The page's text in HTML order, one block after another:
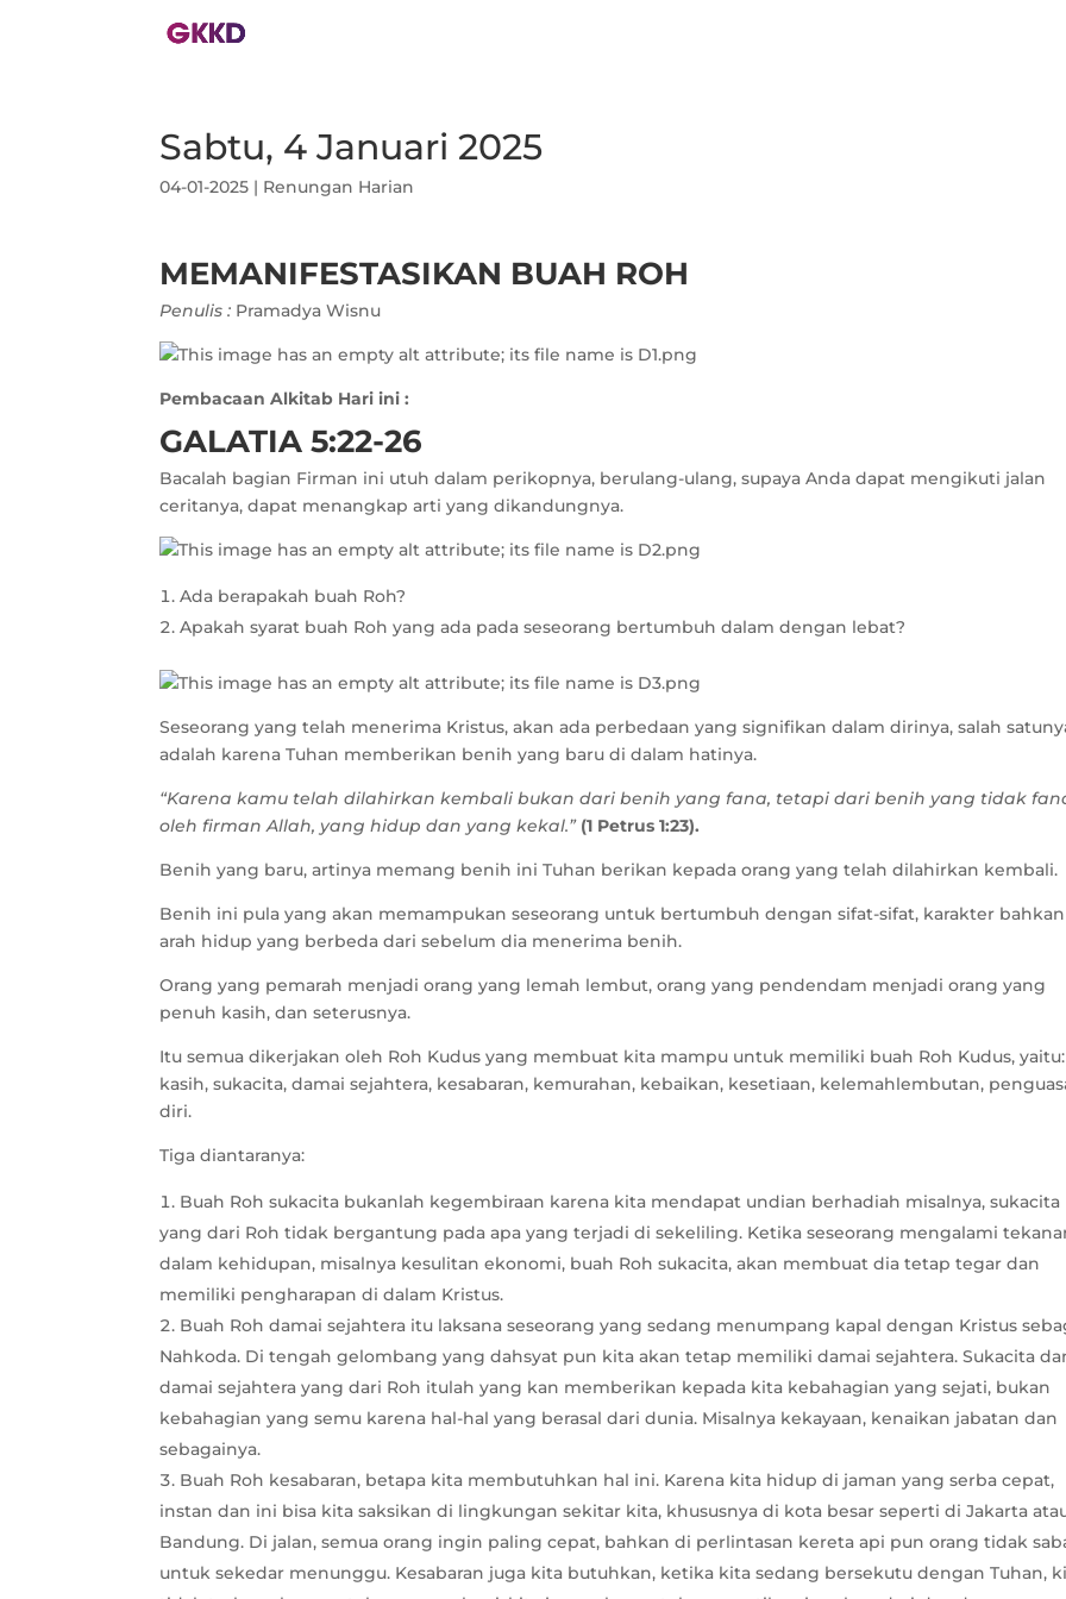
Sabtu, 4 Januari 2025
04-01-2025 | Renungan Harian
MEMANIFESTASIKAN BUAH ROH
Penulis : Pramadya Wisnu
Pembacaan Alkitab Hari ini :
GALATIA 5:22-26
Bacalah bagian Firman ini utuh dalam perikopnya, berulang-ulang, supaya Anda dapat mengikuti jalan
ceritanya, dapat menangkap arti yang dikandungnya.
Ada berapakah buah Roh?
Apakah syarat buah Roh yang ada pada seseorang bertumbuh dalam dengan lebat?
Seseorang yang telah menerima Kristus, akan ada perbedaan yang signifikan dalam dirinya, salah
adalah karena Tuhan memberikan benih yang baru di dalam hatinya.
“Karena kamu telah dilahirkan kembali bukan dari benih yang fana, tetapi dari benih yang tidak
oleh firman Allah, yang hidup dan yang kekal.” (1 Petrus 1:23).
Benih yang baru, artinya memang benih ini Tuhan berikan kepada orang yang telah dilahirkan kembali.
Benih ini pula yang akan memampukan seseorang untuk bertumbuh dengan sifat-sifat, karakter bahkan
arah hidup yang berbeda dari sebelum dia menerima benih.
Orang yang pemarah menjadi orang yang lemah lembut, orang yang pendendam menjadi orang yang
penuh kasih, dan seterusnya.
Itu semua dikerjakan oleh Roh Kudus yang membuat kita mampu untuk memiliki buah Roh Kudus, yaitu:
kasih, sukacita, damai sejahtera, kesabaran, kemurahan, kebaikan, kesetiaan, kelemahlembutan,
diri.
Tiga diantaranya:
Buah Roh sukacita bukanlah kegembiraan karena kita mendapat undian berhadiah misalnya, sukacita
yang dari Roh tidak bergantung pada apa yang terjadi di sekeliling. Ketika seseorang mengalami
dalam kehidupan, misalnya kesulitan ekonomi, buah Roh sukacita, akan membuat dia tetap tegar dan
memiliki pengharapan di dalam Kristus.
Buah Roh damai sejahtera itu laksana seseorang yang sedang menumpang kapal dengan Kristus
Nahkoda. Di tengah gelombang yang dahsyat pun kita akan tetap memiliki damai sejahtera. Sukacita
damai sejahtera yang dari Roh itulah yang kan memberikan kepada kita kebahagian yang sejati, bukan
kebahagian yang semu karena hal-hal yang berasal dari dunia. Misalnya kekayaan, kenaikan jabatan dan
sebagainya.
Buah Roh kesabaran, betapa kita membutuhkan hal ini. Karena kita hidup di jaman yang serba cepat,
instan dan ini bisa kita saksikan di lingkungan sekitar kita, khususnya di kota besar seperti di Jakarta
Bandung. Di jalan, semua orang ingin paling cepat, bahkan di perlintasan kereta api pun orang tidak
untuk sekedar menunggu. Kesabaran juga kita butuhkan, ketika kita sedang bersekutu dengan Tuhan,